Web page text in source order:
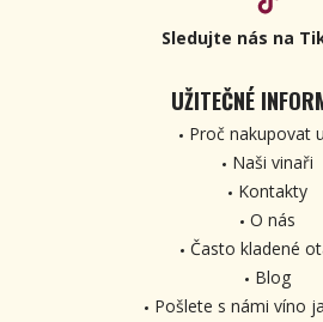
Sledujte nás na
UŽITEČNÉ
Proč nakupovat
Naši vinaři
Kontakty
O nás
Často kladené
Blog
Pošlete s námi víno